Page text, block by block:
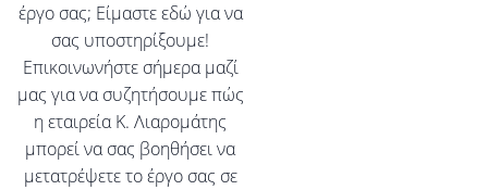
έργο σας; Είμαστε εδώ για να
σας υποστηρίξουμε!
Επικοινωνήστε σήμερα μαζί
μας για να συζητήσουμε πώς
η εταιρεία Κ. Λιαρομάτης
μπορεί να σας βοηθήσει να
μετατρέψετε το έργο σας σε